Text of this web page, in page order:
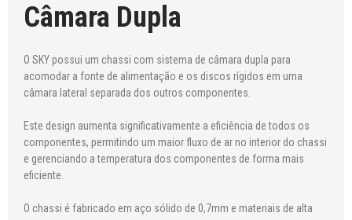
Câmara Dupla
O SKY possui um chassi com sistema de câmara dupla para
acomodar a fonte de alimentação e os discos rígidos em uma
câmara lateral separada dos outros componentes.
Este design aumenta significativamente a eficiência de todos os
componentes, permitindo um maior fluxo de ar no interior do chassi
e gerenciando a temperatura dos componentes de forma mais
eficiente.
O chassi é fabricado em aço sólido de 0,7mm e materiais de alta